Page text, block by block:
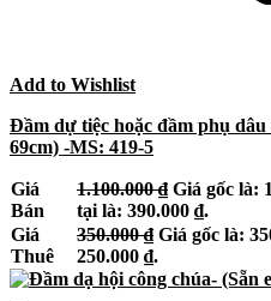
Add to Wishlist
Đầm dự tiệc hoặc đầm phụ dâu
69cm) -MS: 419-5
Giá
Bán
1.100.000₫ Giá gốc là:
tại là: 390.000 ₫.
Giá
Thuê
350.000₫ Giá gốc là:
250.000 ₫.